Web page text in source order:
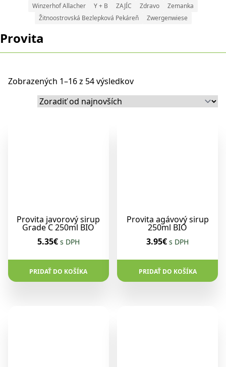
Winzerhof Allacher
Y + B ZAJÍC Zdravo
Zemanka
Žitnoostrovská Bezlepková Pekáreň
Zwergenwiese
Provita
Zobrazených 1–16 z 54 výsledkov
Provita javorový sirup
Grade C 250ml BIO
5.35€ s DPH
PRIDAŤ DO KOŠÍKA
Provita agávový sirup
250ml BIO
3.95€ s DPH
PRIDAŤ DO KOŠÍKA